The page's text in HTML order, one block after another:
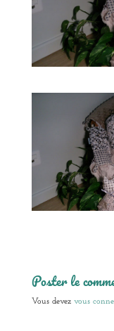
Poster le
Vous devez vous